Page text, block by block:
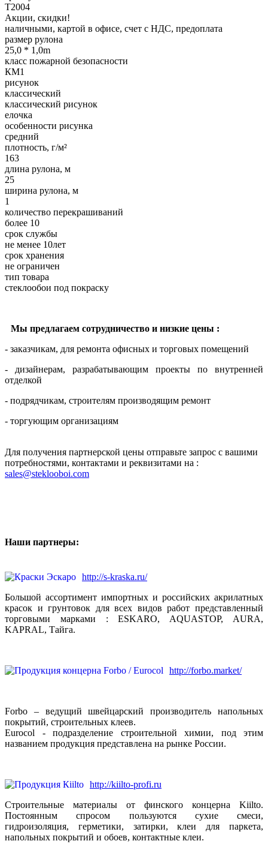
Т2004
Акции, скидки!
наличными, картой в офисе, счет с НДС, предоплата
размер рулона
25,0 * 1,0m
класс пожарной безопасности
КМ1
рисунок
классический
классический рисунок
елочка
особенности рисунка
средний
плотность, г/м²
163
длина рулона, м
25
ширина рулона, м
1
количество перекрашиваний
более 10
срок службы
не менее 10лет
срок хранения
не ограничен
тип товара
стеклообои под покраску
Мы предлагаем сотрудничество и низкие цены :
- заказчикам, для ремонта офисных и торговых помещений
- дизайнерам, разрабатывающим проекты по внутренней
отделкой
- подрядчикам, строителям производящим ремонт
- торгующим организациям
Для получения партнерской цены отправьте запрос с вашими
потребностями, контактами и реквизитами на :
sales@steklooboi.com
Наши партнеры:
http://s-kraska.ru/
Большой ассортимент импортных и российских акрилатных
красок и грунтовок для всех видов работ представленный
торговыми марками : ESKARO, AQUASTOP, AURA,
KAPRAL, Тайга.
http://forbo.market/
Forbo – ведущий швейцарский производитель напольных
покрытий, строительных клеев.
Eurocol - подразделение строительной химии, под этим
названием продукция представлена на рынке России.
http://kiilto-profi.ru
Строительные материалы от финского концерна Kiilto.
Постоянным спросом пользуются сухие смеси,
гидроизоляция, герметики, затирки, клеи для паркета,
напольных покрытий и обоев, контактные клеи.